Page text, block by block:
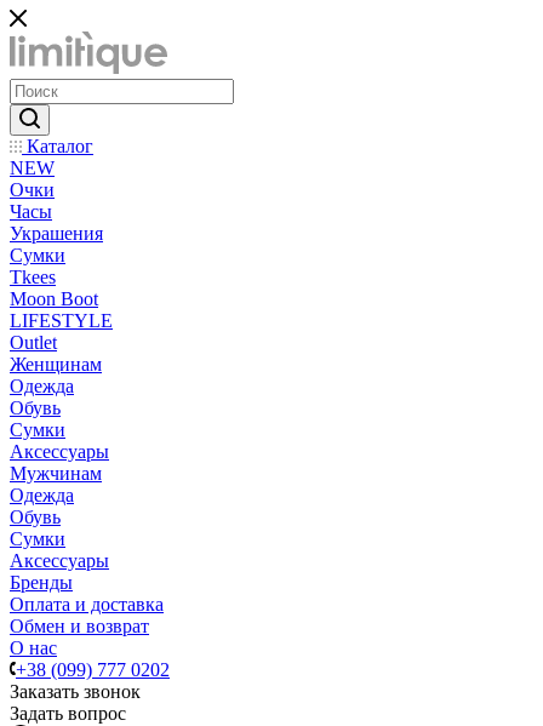
Каталог
NEW
Очки
Часы
Украшения
Сумки
Tkees
Moon Boot
LIFESTYLE
Outlet
Женщинам
Одежда
Обувь
Сумки
Аксессуары
Мужчинам
Одежда
Обувь
Сумки
Аксессуары
Бренды
Оплата и доставка
Обмен и возврат
О нас
+38 (099) 777 0202
Заказать звонок
Задать вопрос